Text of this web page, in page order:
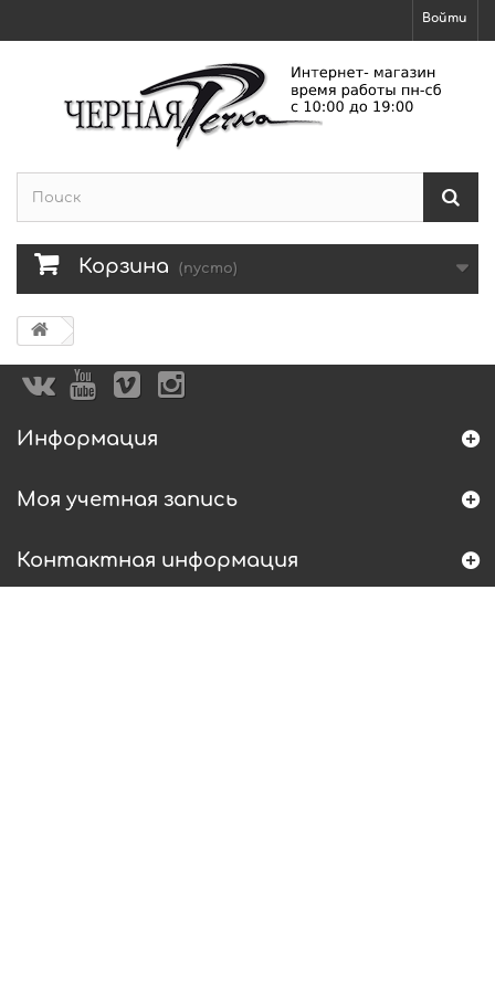
Войти
Корзина (пусто)
Информация
Моя учетная запись
Контактная информация